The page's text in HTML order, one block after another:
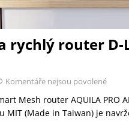
rychlý router D-
Komentáře nejsou povolené
Mesh router AQUILA PRO
MIT (Made in Taiwan) je